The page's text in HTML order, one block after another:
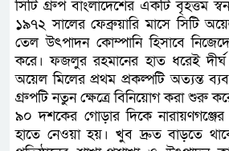
সিটি গ্রুপ বাংলাদেশের একটি বৃহত্তম
১৯৭২ সালের ফেব্রুয়ারি মাসে সিটি
তেল উৎপাদন কোম্পানি হিসাবে
করে। ফজলুর রহমানের হাত ধরেই
অয়েল মিলের প্রথম প্রকল্পটি অত্যন্ত
গ্রুপটি নতুন ক্ষেত্রে বিনিয়োগ করা শুরু
৯০ দশকের গোড়ার দিকে
হাতে নেওয়া হয়। খুব দ্রুত বাড়তে থাকে